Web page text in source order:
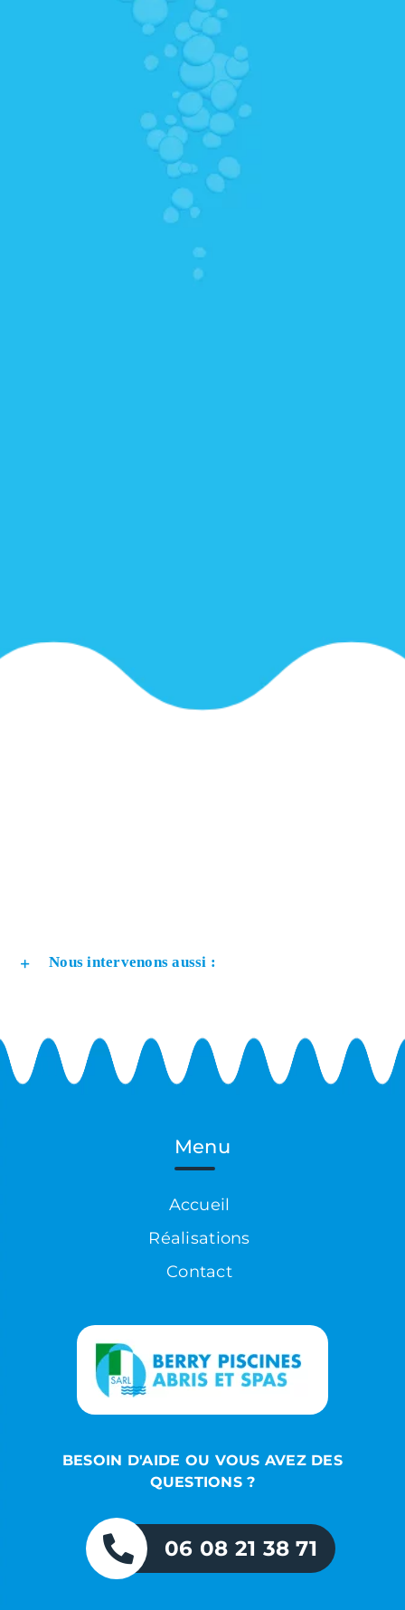
Nous intervenons aussi :
Menu
Accueil
Réalisations
Contact
BESOIN D'AIDE OU VOUS AVEZ DES
QUESTIONS ?
06 08 21 38 71